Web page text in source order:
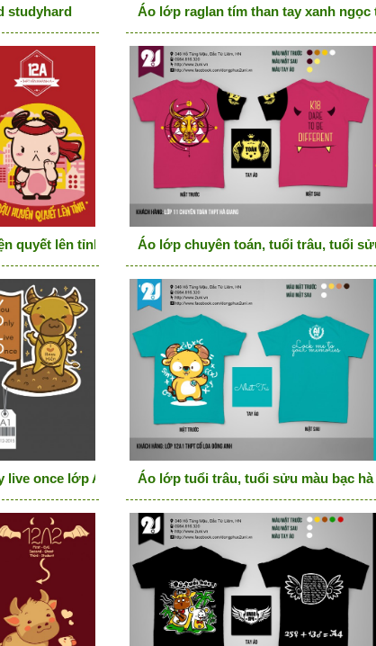
studyhard Áo lớp raglan tím than tay xanh
quyết lên tỉnh Áo lớp chuyên toán, tuổi trâu, tuổi
once lớp A1 Áo lớp tuổi trâu, tuổi sửu màu bạc